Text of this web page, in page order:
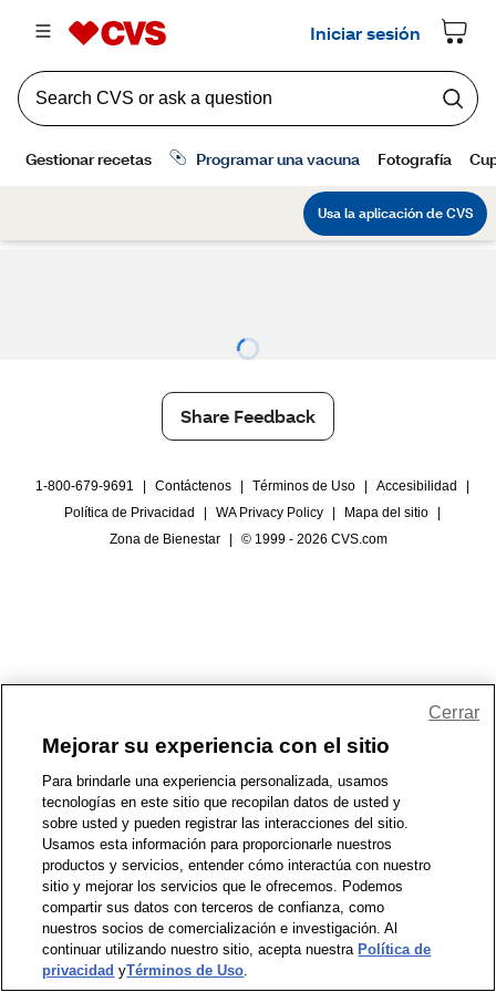
Share Feedback
1-800-679-9691 Contáctenos Términos de Uso Accesibilidad
Política de Privacidad
WA Privacy Policy Mapa del sitio
Zona de Bienestar
© 1999 - 2026 CVS.com
Mejorar su experiencia con el sitio
Para brindarle una experiencia personalizada, usamos
tecnologías en este sitio que recopilan datos de usted y
sobre usted y pueden registrar las interacciones del sitio.
Usamos esta información para proporcionarle nuestros
productos y servicios, entender cómo interactúa con nuestro
sitio y mejorar los servicios que le ofrecemos. Podemos
compartir sus datos con terceros de confianza, como
nuestros socios de comercialización e investigación. Al
continuar utilizando nuestro sitio, acepta nuestra Política de
privacidad yTérminos de Uso.
Cerrar